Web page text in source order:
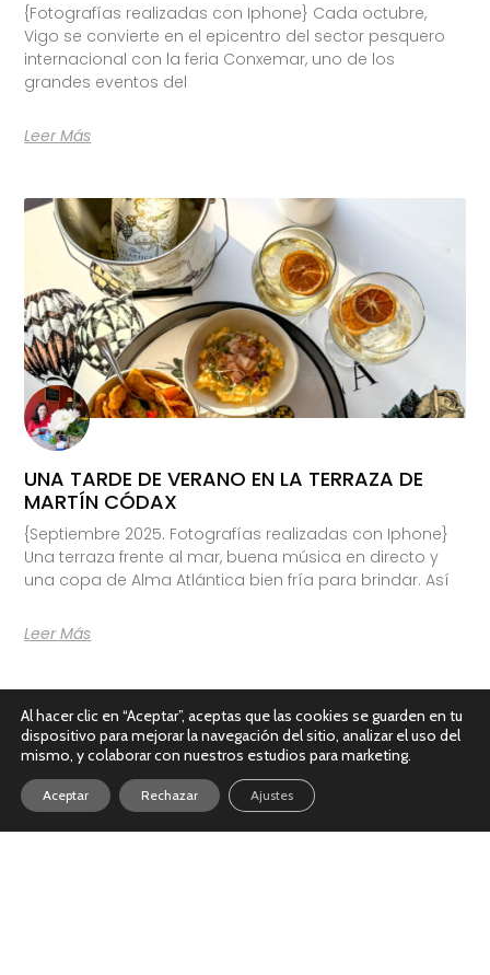
{Fotografías realizadas con Iphone} Cada octubre,
Vigo se convierte en el epicentro del sector pesquero
internacional con la feria Conxemar, uno de los
grandes eventos del
Leer Más
UNA TARDE DE VERANO EN LA TERRAZA DE
MARTÍN CÓDAX
{Septiembre 2025. Fotografías realizadas con Iphone}
Una terraza frente al mar, buena música en directo y
una copa de Alma Atlántica bien fría para brindar. Así
Leer Más
Al hacer clic en “Aceptar”, aceptas que las cookies se guarden en tu
dispositivo para mejorar la navegación del sitio, analizar el uso del
mismo, y colaborar con nuestros estudios para marketing.
Aceptar Rechazar Ajustes